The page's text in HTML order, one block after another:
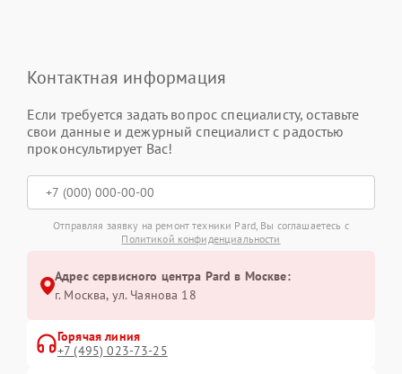
Контактная информация
Если требуется задать вопрос специалисту, оставьте
свои данные и дежурный специалист с радостью
проконсультирует Вас!
Отправляя заявку на ремонт техники Pard, Вы соглашаетесь с
Политикой конфиденциальности
Адрес сервисного центра Pard в Москве:
г. Москва, ул. Чаянова 18
Горячая линия
+7 (495) 023-73-25